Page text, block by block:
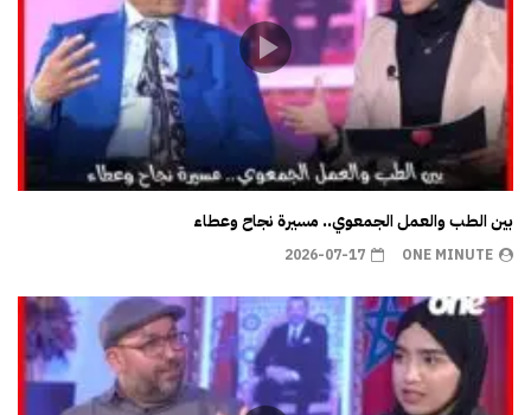
بين الطب والعمل الجمعوي.. مسيرة نجاح وعطاء
ONE MINUTE
2026-07-17